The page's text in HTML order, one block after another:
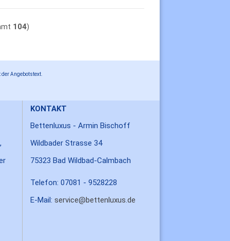
104)
Angebotstext.
KONTAKT
Bettenluxus - Armin Bischoff
Wildbader Strasse 34
75323 Bad Wildbad-Calmbach
Telefon: 07081 - 9528228
E-Mail: service@bettenluxus.de